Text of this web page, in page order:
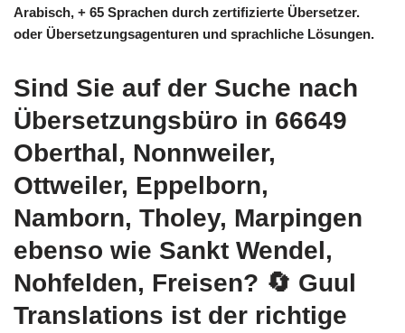
Arabisch, + 65 Sprachen durch zertifizierte Übersetzer.
oder Übersetzungsagenturen und sprachliche Lösungen.
Sind Sie auf der Suche nach
Übersetzungsbüro in 66649
Oberthal, Nonnweiler,
Ottweiler, Eppelborn,
Namborn, Tholey, Marpingen
ebenso wie Sankt Wendel,
Nohfelden, Freisen? 🔄 Guul
Translations ist der richtige